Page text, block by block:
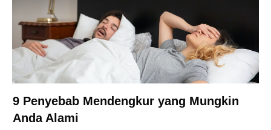
9 Penyebab Mendengkur yang Mungkin
Anda Alami